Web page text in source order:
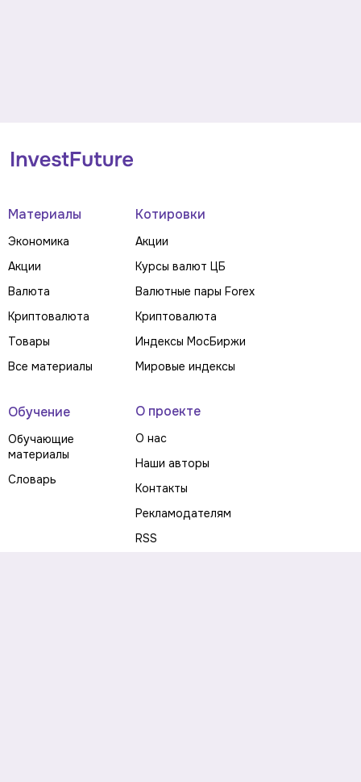
Материалы
Экономика
Акции
Валюта
Криптовалюта
Товары
Все материалы
Котировки
Акции
Курсы валют ЦБ
Валютные пары Forex
Криптовалюта
Индексы МосБиржи
Мировые индексы
Обучение
Обучающие
материалы
Словарь
О проекте
О нас
Наши авторы
Контакты
Рекламодателям
RSS